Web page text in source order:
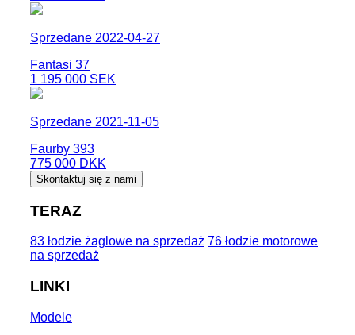
Sprzedane 2022-04-27
Fantasi 37
1 195 000 SEK
Sprzedane 2021-11-05
Faurby 393
775 000 DKK
Skontaktuj się z nami
TERAZ
83 łodzie żaglowe na sprzedaż 76 łodzie motorowe
na sprzedaż
LINKI
Modele